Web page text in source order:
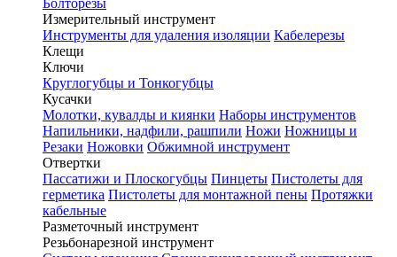
Болторезы
Измерительный инструмент
Инструменты для удаления изоляции Кабелерезы
Клещи
Ключи
Круглогубцы и Тонкогубцы
Кусачки
Молотки, кувалды и киянки Наборы инструментов
Напильники, надфили, рашпили Ножи Ножницы и
Резаки Ножовки Обжимной инструмент
Отвертки
Пассатижи и Плоскогубцы Пинцеты Пистолеты для
герметика Пистолеты для монтажной пены Протяжки
кабельные
Разметочный инструмент
Резьбонарезной инструмент